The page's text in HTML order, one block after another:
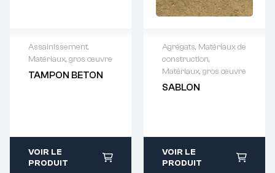
Assainissement,
Matériaux, gros œuvre
TAMPON BETON
devis : 01 64 88
VOIR LE
PRODUIT
Agrégats, Matériaux de
construction,
Matériaux, gros œuvre
SABLON
Demande de
93 38
VOIR LE
PRODUIT